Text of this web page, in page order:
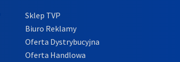
Sklep TVP
Biuro Reklamy
Oferta Dystrybucyjna
Oferta Handlowa